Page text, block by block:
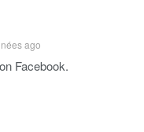
ago
Facebook.